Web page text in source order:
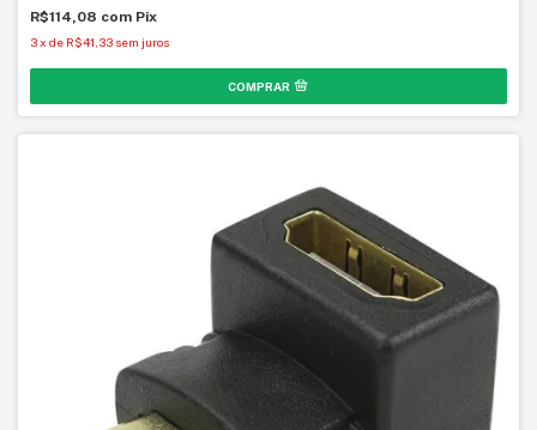
R$114,08 com Pix
3x de R$41,33 sem juros